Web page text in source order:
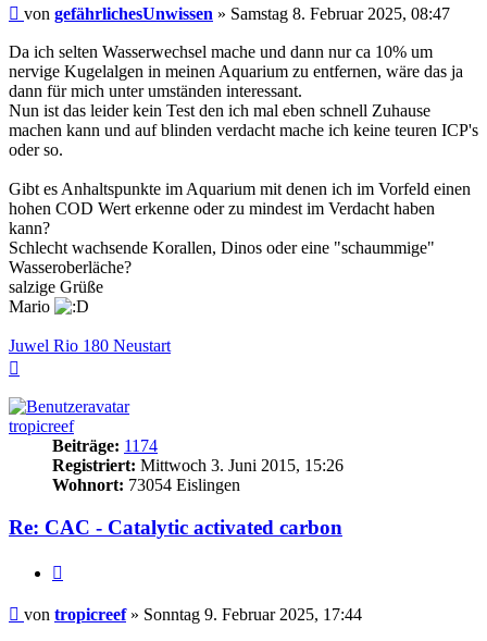
Beitrag
von gefährlichesUnwissen » Samstag 8. Februar 2025, 08:47
Da ich selten Wasserwechsel mache und dann nur ca 10% um
nervige Kugelalgen in meinen Aquarium zu entfernen, wäre das ja
dann für mich unter umständen interessant.
Nun ist das leider kein Test den ich mal eben schnell Zuhause
machen kann und auf blinden verdacht mache ich keine teuren ICP's
oder so.
Gibt es Anhaltspunkte im Aquarium mit denen ich im Vorfeld einen
hohen COD Wert erkenne oder zu mindest im Verdacht haben
kann?
Schlecht wachsende Korallen, Dinos oder eine "schaummige"
Wasseroberläche?
salzige Grüße
Mario
Juwel Rio 180 Neustart
tropicreef
Beiträge: 1174
Registriert: Mittwoch 3. Juni 2015, 15:26
Wohnort: 73054 Eislingen
Re: CAC - Catalytic activated carbon
Beitrag
von tropicreef» Sonntag 9. Februar 2025, 17:44